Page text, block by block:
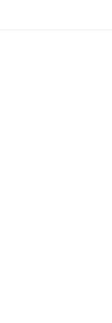
상품